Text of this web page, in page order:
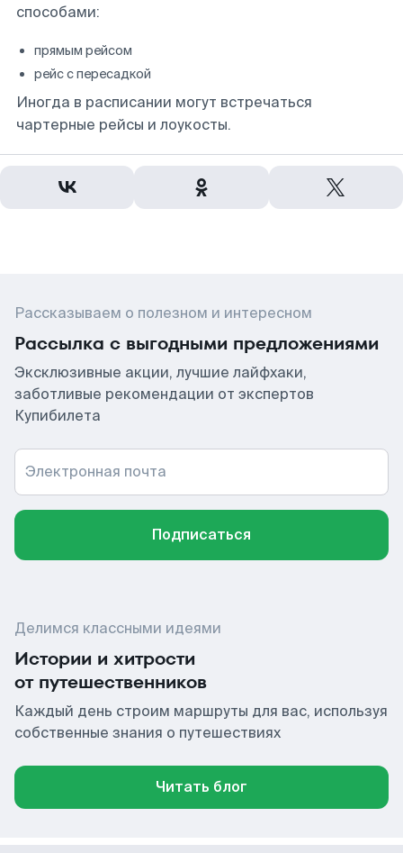
способами:
прямым рейсом
рейс с пересадкой
Иногда в расписании могут встречаться
чартерные рейсы и лоукосты.
Рассказываем о полезном и интересном
Рассылка с выгодными предложениями
Эксклюзивные акции, лучшие лайфхаки,
заботливые рекомендации от экспертов
Купибилета
Электронная почта
Подписаться
Делимся классными идеями
Истории и хитрости
от путешественников
Каждый день строим маршруты для вас, используя
собственные знания о путешествиях
Читать блог